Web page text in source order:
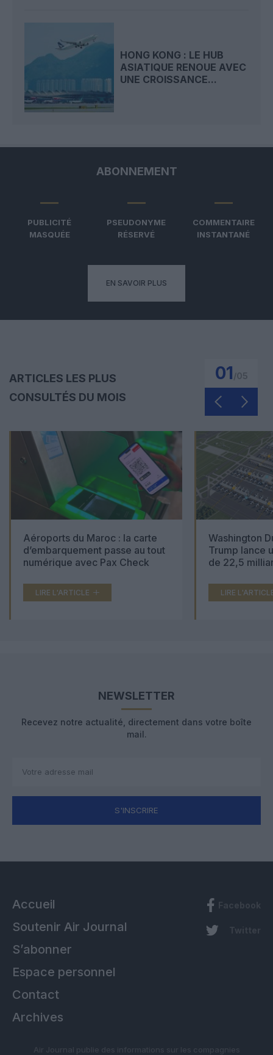
HONG KONG : LE HUB
ASIATIQUE RENOUE AVEC
UNE CROISSANCE...
ABONNEMENT
PUBLICITÉ
MASQUÉE
PSEUDONYME
RÉSERVÉ
COMMENTAIRE
INSTANTANÉ
EN SAVOIR PLUS
ARTICLES LES PLUS
CONSULTÉS DU MOIS
01
Aéroports du Maroc : la carte
d’embarquement passe au tout
numérique avec Pax Check
LIRE L'ARTICLE
Washington
Trump lance
de 22,5
LIRE
NEWSLETTER
Recevez notre actualité, directement dans votre boîte
mail.
S'INSCRIRE
Accueil
Soutenir Air Journal
S’abonner
Espace personnel
Contact
Archives